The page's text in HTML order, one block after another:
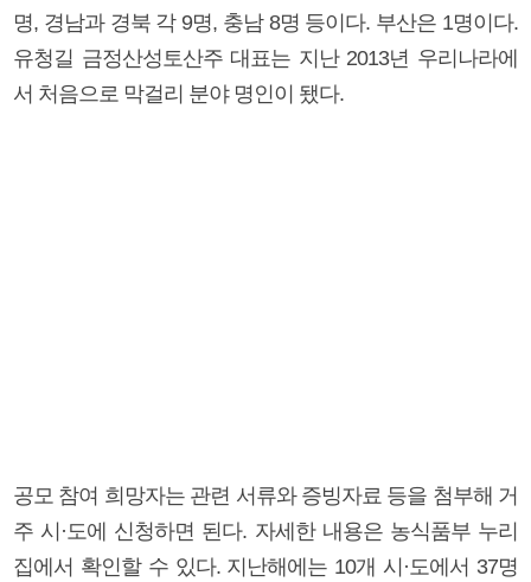
명, 경남과 경북 각 9명, 충남 8명 등이다. 부산은 1명이다.
유청길 금정산성토산주 대표는 지난 2013년 우리나라에
서 처음으로 막걸리 분야 명인이 됐다.
공모 참여 희망자는 관련 서류와 증빙자료 등을 첨부해 거
주 시·도에 신청하면 된다. 자세한 내용은 농식품부 누리
집에서 확인할 수 있다. 지난해에는 10개 시·도에서 37명